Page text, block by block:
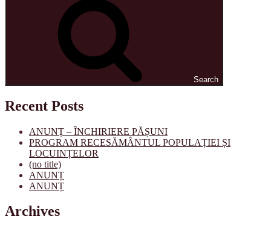
Search
Recent Posts
ANUNȚ – ÎNCHIRIERE PĂȘUNI
PROGRAM RECESĂMÂNTUL POPULAȚIEI ȘI
LOCUINȚELOR
(no title)
ANUNȚ
ANUNȚ
Archives